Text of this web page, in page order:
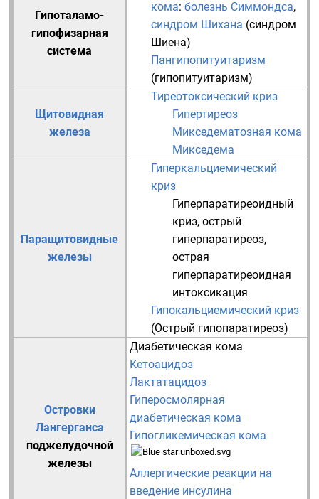
Гипоталамо-
гипофизарная
система
кома: болезнь Симмондса,
синдром Шихана (синдром
Шиена)
Пангипопитуитаризм
(гипопитуитаризм)
Щитовидная
железа
Тиреотоксический криз
Гипертиреоз
Микседематозная кома
Микседема
Паращитовидные
железы
Гиперкальциемический
криз
Гиперпаратиреоидный
криз, острый
гиперпаратиреоз,
острая
гиперпаратиреоидная
интоксикация
Гипокальциемический криз
(Острый гипопаратиреоз)
Островки
Лангерганса
поджелудочной
железы
Диабетическая кома
Кетоацидоз
Лактатацидоз
Гиперосмолярная
диабетическая кома
Гипогликемическая кома
Аллергические реакции на
введение инсулина